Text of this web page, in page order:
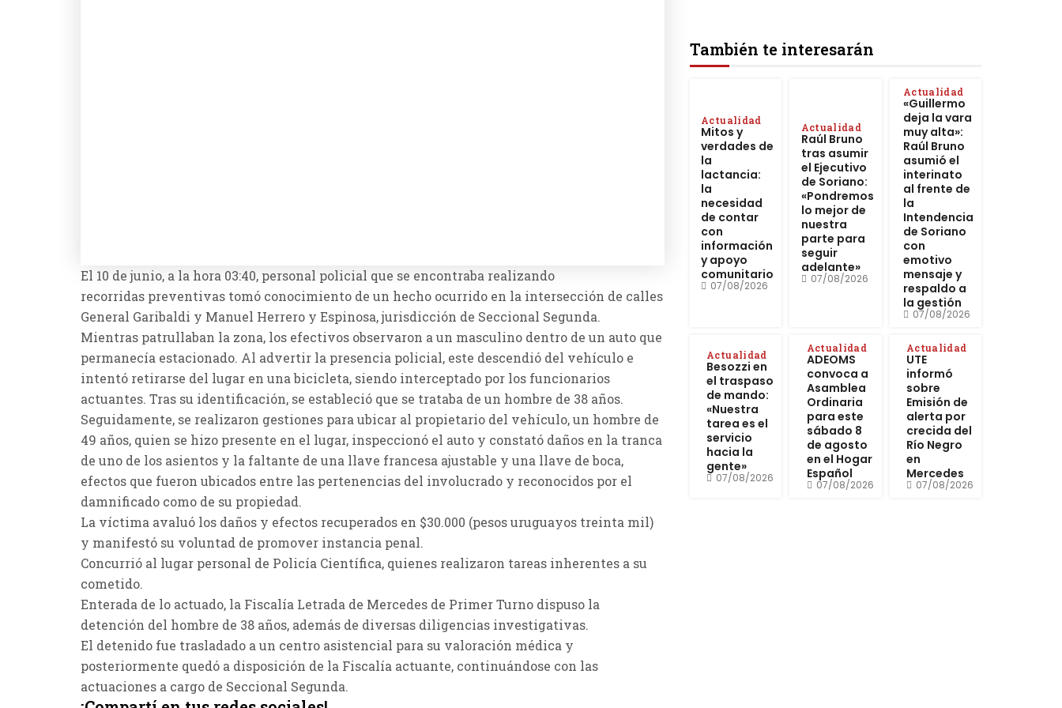
También te interesarán
Actualidad
Mitos y
verdades de
la
lactancia:
la
necesidad
de contar
con
información
y apoyo
comunitario
07/08/2026
Actualidad
Raúl Bruno
tras asumir
el Ejecutivo
de Soriano:
«Pondremos
lo mejor de
nuestra
parte para
seguir
adelante»
07/08/2026
Actualidad
«Guillermo
deja la vara
muy alta»:
Raúl Bruno
asumió el
interinato
al frente de
la
Intendencia
de Soriano
con
emotivo
mensaje y
respaldo a
la gestión
07/08/2026
Actualidad
Besozzi en
el traspaso
de mando:
«Nuestra
tarea es el
servicio
hacia la
gente»
07/08/2026
Actualidad
ADEOMS
convoca a
Asamblea
Ordinaria
para este
sábado 8
de agosto
en el Hogar
Español
07/08/2026
Actualidad
UTE
informó
sobre
Emisión de
alerta por
crecida del
Río Negro
en
Mercedes
07/08/2026
El 10 de junio, a la hora 03:40, personal policial que se encontraba realizando
recorridas preventivas tomó conocimiento de un hecho ocurrido en la intersección de calles
General Garibaldi y Manuel Herrero y Espinosa, jurisdicción de Seccional Segunda.
Mientras patrullaban la zona, los efectivos observaron a un masculino dentro de un auto que
permanecía estacionado. Al advertir la presencia policial, este descendió del vehículo e
intentó retirarse del lugar en una bicicleta, siendo interceptado por los funcionarios
actuantes. Tras su identificación, se estableció que se trataba de un hombre de 38 años.
Seguidamente, se realizaron gestiones para ubicar al propietario del vehículo, un hombre de
49 años, quien se hizo presente en el lugar, inspeccionó el auto y constató daños en la tranca
de uno de los asientos y la faltante de una llave francesa ajustable y una llave de boca,
efectos que fueron ubicados entre las pertenencias del involucrado y reconocidos por el
damnificado como de su propiedad.
La víctima avaluó los daños y efectos recuperados en $30.000 (pesos uruguayos treinta mil)
y manifestó su voluntad de promover instancia penal.
Concurrió al lugar personal de Policía Científica, quienes realizaron tareas inherentes a su
cometido.
Enterada de lo actuado, la Fiscalía Letrada de Mercedes de Primer Turno dispuso la
detención del hombre de 38 años, además de diversas diligencias investigativas.
El detenido fue trasladado a un centro asistencial para su valoración médica y
posteriormente quedó a disposición de la Fiscalía actuante, continuándose con las
actuaciones a cargo de Seccional Segunda.